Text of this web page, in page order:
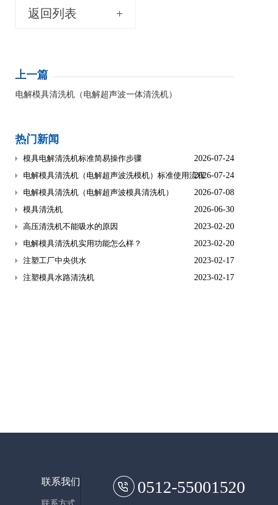
返回列表 +
上一篇
电解模具清洗机（电解超声波一体清洗机）
热门新闻
模具电解清洗机标准简易操作步骤
2026-07-24
电解模具清洗机（电解超声波洗模机）标准使用流程2026-07-24
电解模具清洗机（电解超声波模具清洗机）
2026-07-08
模具清洗机
2026-06-30
高压清洗机不能吸水的原因
2023-02-20
电解模具清洗机实用功能怎么样？
2023-02-20
注塑工厂中央供水
2023-02-17
注塑模具水路清洗机
2023-02-17
联系我们 0512-55001520